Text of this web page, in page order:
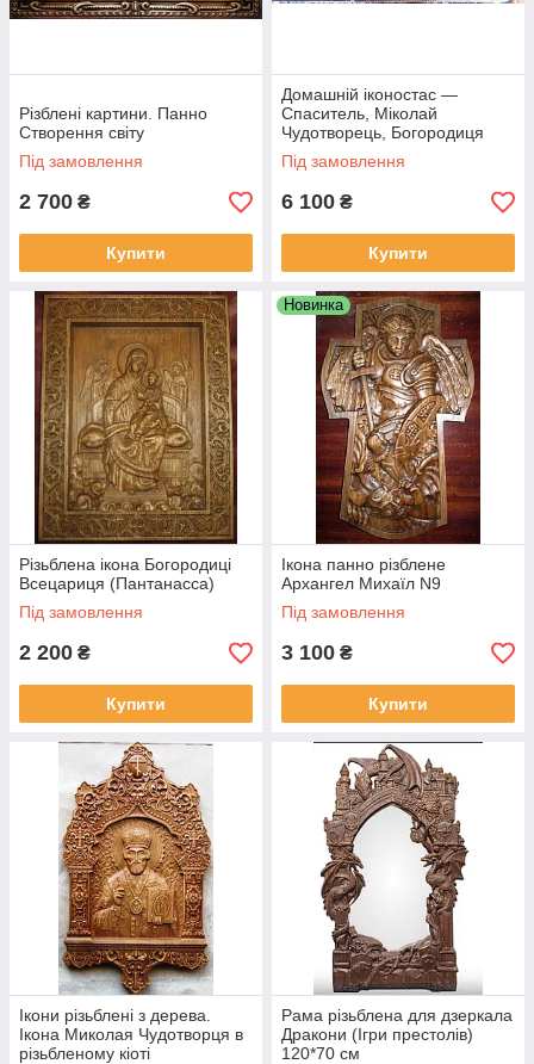
Різблені картини. Панно
Створення світу
Під замовлення
2 700 ₴
Купити
Домашній іконостас —
Спаситель, Міколай
Чудотворець, Богородиця
Під замовлення
6 100 ₴
Купити
Різьблена ікона Богородиці
Всецариця (Пантанасса)
Під замовлення
2 200 ₴
Купити
Новинка
Ікона панно різблене
Архангел Михаїл N9
Під замовлення
3 100 ₴
Купити
Ікони різьблені з дерева.
Ікона Миколая Чудотворця в
різьбленому кіоті
Рама різьблена для дзеркала
Дракони (Ігри престолів)
120*70 см